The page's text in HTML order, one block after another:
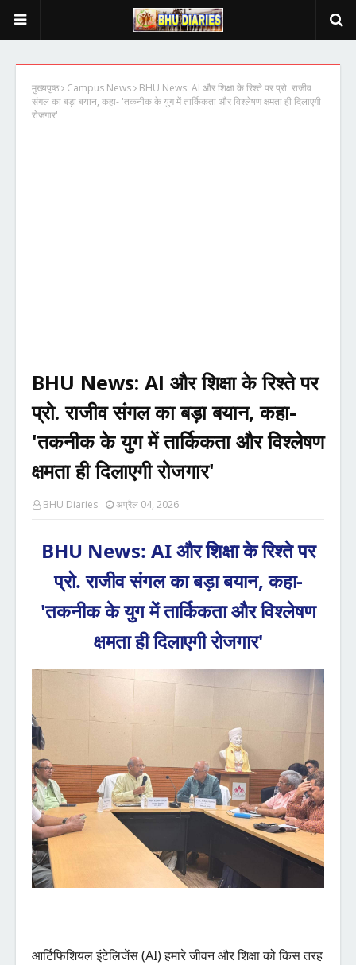
मुख्यपृष्ठ Campus News
BHU News: AI और शिक्षा के रिश्ते पर प्रो. राजीव
संगल का बड़ा बयान, कहा- 'तकनीक के युग में तार्किकता और विश्लेषण क्षमता ही दिलाएगी
रोजगार'
BHU News: AI और शिक्षा के रिश्ते पर
प्रो. राजीव संगल का बड़ा बयान, कहा-
'तकनीक के युग में तार्किकता और विश्लेषण
क्षमता ही दिलाएगी रोजगार'
BHU Diaries अप्रैल 04, 2026
BHU News: AI और शिक्षा के रिश्ते पर
प्रो. राजीव संगल का बड़ा बयान, कहा-
'तकनीक के युग में तार्किकता और विश्लेषण
क्षमता ही दिलाएगी रोजगार'
आर्टिफिशियल इंटेलिजेंस (AI) हमारे जीवन और शिक्षा को किस तरह